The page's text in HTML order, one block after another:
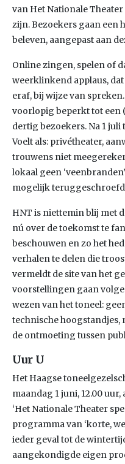
van Het Nationale
zijn. Bezoekers gaan een
beleven, aangepast aan
Online zingen, spelen of
weerklinkend applaus,
eraf, bij wijze van
voorlopig beperkt tot een
dertig bezoekers. Na 1
Voelt als: privétheater,
trouwens niet
lokaal geen
mogelijk
HNT is niettemin blij met
nú over de toekomst te
beschouwen en zo het
verhalen te delen die
vermeldt de site van het
voorstellingen gaan
wezen van het toneel:
technische hoogstandjes,
de ontmoeting tussen
Uur U
Het Haagse
maandag 1 juni, 12.00
‘Het Nationale Theater
programma van ‘korte,
ieder geval tot de
aangekondigde eigen